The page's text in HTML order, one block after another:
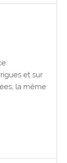
et sur
la même